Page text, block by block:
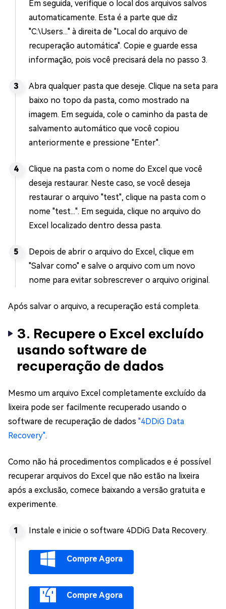
Em seguida, verifique o local dos arquivos salvos
automaticamente. Esta é a parte que diz
"C:\Users..." à direita de "Local do arquivo de
recuperação automática". Copie e guarde essa
informação, pois você precisará dela no passo 3.
Abra qualquer pasta que deseje. Clique na seta para
baixo no topo da pasta, como mostrado na
imagem. Em seguida, cole o caminho da pasta de
salvamento automático que você copiou
anteriormente e pressione "Enter".
Clique na pasta com o nome do Excel que você
deseja restaurar. Neste caso, se você deseja
restaurar o arquivo "test", clique na pasta com o
nome "test...". Em seguida, clique no arquivo do
Excel localizado dentro dessa pasta.
Depois de abrir o arquivo do Excel, clique em
"Salvar como" e salve o arquivo com um novo
nome para evitar sobrescrever o arquivo original.
Após salvar o arquivo, a recuperação está completa.
3. Recupere o Excel excluído
usando software de
recuperação de dados
Mesmo um arquivo Excel completamente excluído da
lixeira pode ser facilmente recuperado usando o
software de recuperação de dados "4DDiG Data
Recovery".
Como não há procedimentos complicados e é possível
recuperar arquivos do Excel que não estão na lixeira
após a exclusão, comece baixando a versão gratuita e
experimente.
Instale e inicie o software 4DDiG Data Recovery.
Compre Agora
Compre Agora